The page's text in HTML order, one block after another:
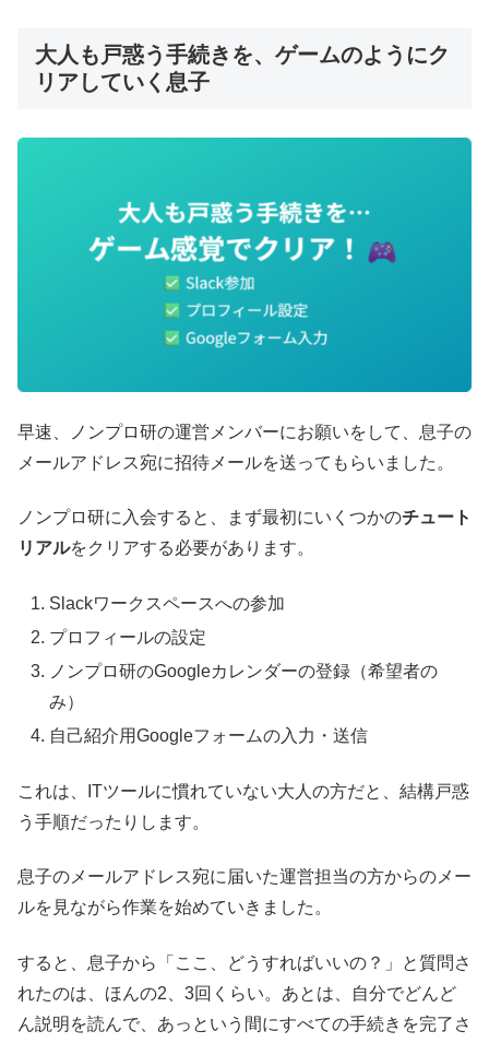
大人も戸惑う手続きを、ゲームのようにク
リアしていく息子
早速、ノンプロ研の運営メンバーにお願いをして、息子の
メールアドレス宛に招待メールを送ってもらいました。
ノンプロ研に入会すると、まず最初にいくつかのチュート
リアルをクリアする必要があります。
Slackワークスペースへの参加
プロフィールの設定
ノンプロ研のGoogleカレンダーの登録（希望者の
み）
自己紹介用Googleフォームの入力・送信
これは、ITツールに慣れていない大人の方だと、結構戸惑
う手順だったりします。
息子のメールアドレス宛に届いた運営担当の方からのメー
ルを見ながら作業を始めていきました。
すると、息子から「ここ、どうすればいいの？」と質問さ
れたのは、ほんの2、3回くらい。あとは、自分でどんど
ん説明を読んで、あっという間にすべての手続きを完了さ